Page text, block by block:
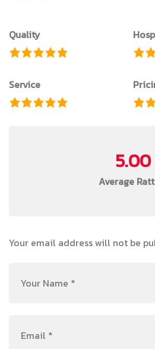
Quality
Service
5.00
Average
Your email address will not be